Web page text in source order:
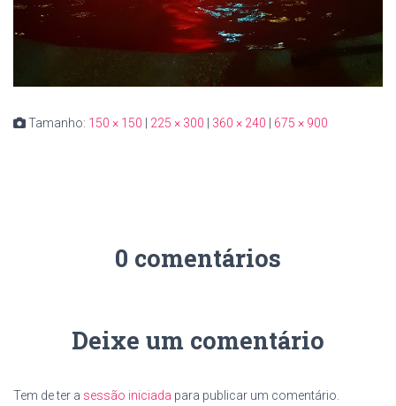
Tamanho: 150 × 150 225 × 300 360 × 240 675 × 900
0 comentários
Deixe um comentário
Tem de ter a sessão iniciada para publicar um comentário.